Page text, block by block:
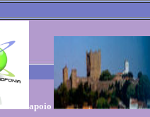
apoio